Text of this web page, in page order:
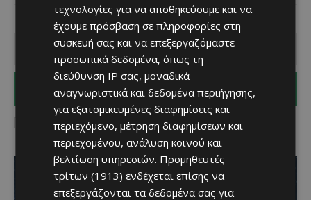
I WANT IN
I've read and accept thePrivacy Policy.
τεχνολογίες για να αποθηκεύουμε και να
έχουμε πρόσβαση σε πληροφορίες στη
συσκευή σας και να επεξεργαζόμαστε
προσωπικά δεδομένα, όπως τη
διεύθυνση IP σας, μοναδικά
αναγνωριστικά και δεδομένα περιήγησης,
για εξατομικευμένες διαφημίσεις και
περιεχόμενο, μέτρηση διαφημίσεων και
περιεχομένου, ανάλυση κοινού και
βελτίωση υπηρεσιών. Προμηθευτές
τρίτων (1913) ενδέχεται επίσης να
επεξεργάζονται τα δεδομένα σας για